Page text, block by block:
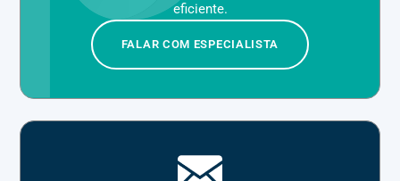
eficiente.
FALAR COM ESPECIALISTA